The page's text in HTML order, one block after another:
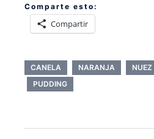
Comparte esto:
Compartir
CANELA NARANJA
PUDDING